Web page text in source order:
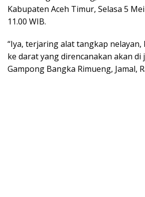
Kabupaten Aceh Timur, Selasa 5
11.00 WIB.
“Iya, terjaring alat tangkap nelayan,
ke darat yang direncanakan akan di
Gampong Bangka Rimueng, Jamal,